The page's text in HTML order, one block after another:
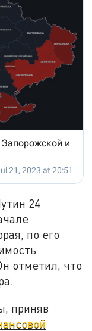
24
по его
отметил, что
приняв